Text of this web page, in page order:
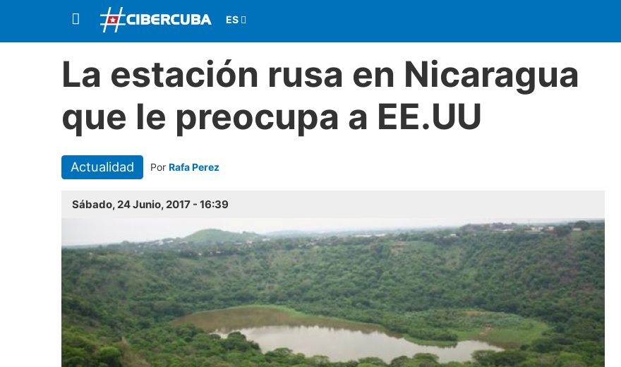
La estación rusa en Nicaragua
que le preocupa a EE.UU
Actualidad Por Rafa Perez
Sábado, 24 Junio, 2017 - 16:39